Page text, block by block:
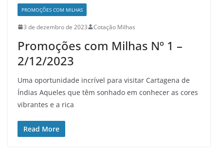
PROMOÇÕES COM MILHAS
3 de dezembro de 2023 Cotação Milhas
Promoções com Milhas Nº 1 –
2/12/2023
Uma oportunidade incrível para visitar Cartagena de
Índias Aqueles que têm sonhado em conhecer as cores
vibrantes e a rica
Read More